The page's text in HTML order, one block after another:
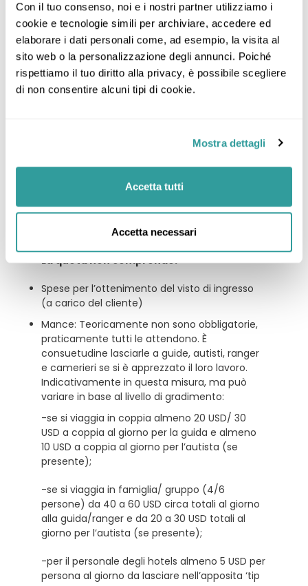
Con il tuo consenso, noi e i nostri partner utilizziamo i
cookie e tecnologie simili per archiviare, accedere ed
elaborare i dati personali come, ad esempio, la visita al
sito web o la personalizzazione degli annunci. Poiché
rispettiamo il tuo diritto alla privacy, è possibile scegliere
di non consentire alcuni tipi di cookie.
Mostra dettagli
Accetta tutti
Accetta necessari
Pasti inclusi come da programma;
Tour Experience in jeep 4x4 minimo 2 / max 6
pax
Guida parlante italiano;
Attività come previste da programma;
Assistenza aeroportuale nelle modalità
Quota d’iscrizione
Escluso
La quota non comprende:
Spese per l’ottenimento del visto di ingresso
(a carico del cliente)
Mance: Teoricamente non sono obbligatorie,
praticamente tutti le attendono. È
consuetudine lasciarle a guide, autisti, ranger
e camerieri se si è apprezzato il loro lavoro.
Indicativamente in questa misura, ma può
variare in base al livello di gradimento:
-se si viaggia in coppia almeno 20 USD/ 30
USD a coppia al giorno per la guida e almeno
10 USD a coppia al giorno per l’autista (se
presente);
-se si viaggia in famiglia/ gruppo (4/6
persone) da 40 a 60 USD circa totali al giorno
alla guida/ranger e da 20 a 30 USD totali al
giorno per l’autista (se presente);
-per il personale degli hotels almeno 5 USD per
persona al giorno da lasciare nell’apposita ‘tip